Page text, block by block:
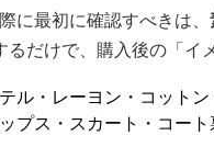
に最初に確認すべきは、
るだけで、購入後の「イ
ル・レーヨン・コット
プス・スカート・コー